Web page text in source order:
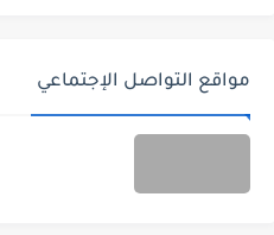
مواقع التواصل الإجتماعي